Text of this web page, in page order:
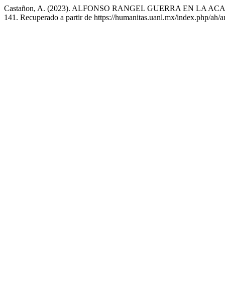
Castañon, A. (2023). ALFONSO RANGEL GUERRA EN LA
141. Recuperado a partir de https://humanitas.uanl.mx/index.php/ah/